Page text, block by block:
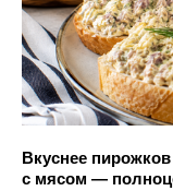
Вкуснее
с мясом —